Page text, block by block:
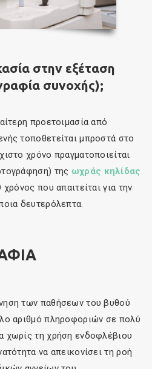
στην εξέταση
συνοχής);
προετοιμασία από
τοποθετείται μπροστά στο
χρόνο πραγματοποιείται
της ωχράς κηλίδας
που απαιτείται για την
δευτερόλεπτα.
των παθήσεων του βυθού
αριθμό πληροφοριών σε πολύ
χωρίς τη χρήση ενδοφλέβιου
να απεικονίσει τη ροή